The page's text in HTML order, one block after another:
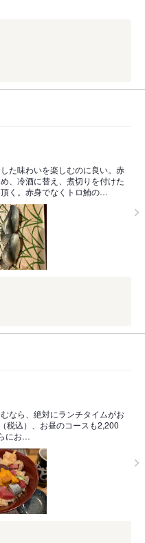
た味わいを楽しむのに良い。赤
、冷酒に替え、煮切りを付けた
く。赤身でなくトロ鮪の…
なら、絶対にランチタイムがお
税込）、お昼のコースも2,200
にお…